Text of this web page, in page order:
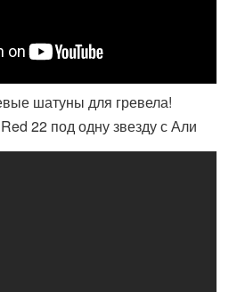
шатуны для гревела!
22 под одну звезду с Али